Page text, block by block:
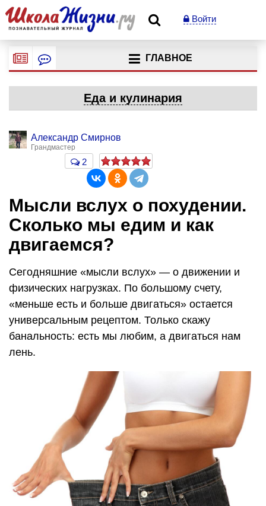
Войти
ГЛАВНОЕ
Еда и кулинария
Александр Смирнов
Грандмастер
2
Мысли вслух о похудении.
Сколько мы едим и как
двигаемся?
Сегодняшние «мысли вслух» — о движении и
физических нагрузках. По большому счету,
«меньше есть и больше двигаться» остается
универсальным рецептом. Только скажу
банальность: есть мы любим, а двигаться нам
лень.